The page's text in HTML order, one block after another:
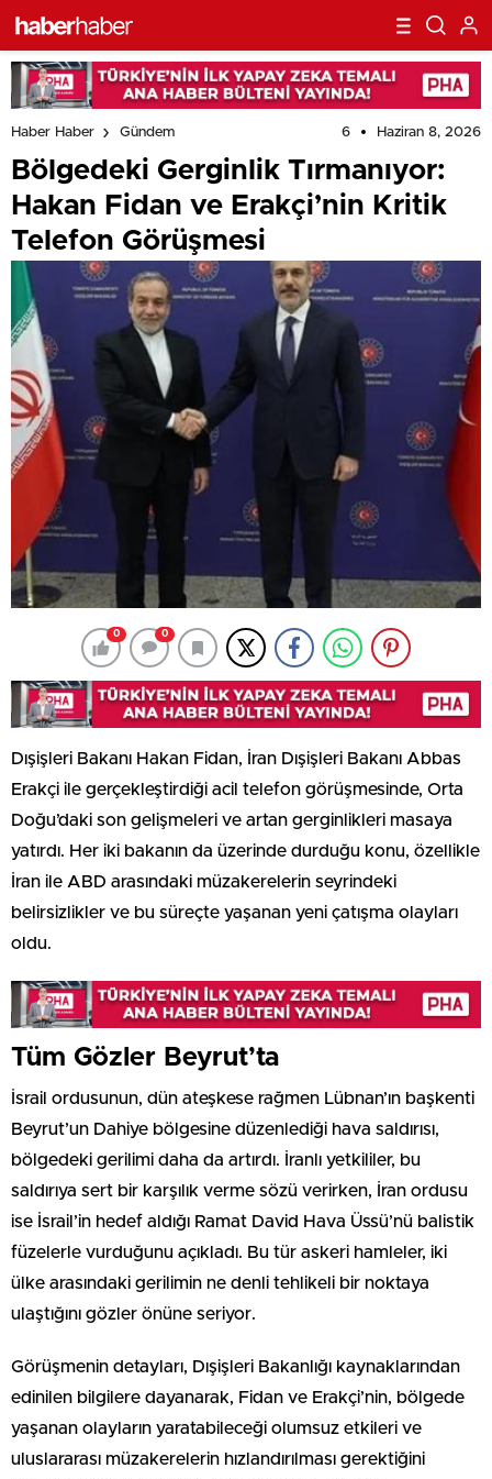
Haber Haber Gündem 6 Haziran 8, 2026
Bölgedeki Gerginlik Tırmanıyor:
Hakan Fidan ve Erakçi’nin Kritik
Telefon Görüşmesi
0 0
Dışişleri Bakanı Hakan Fidan, İran Dışişleri Bakanı Abbas
Erakçi ile gerçekleştirdiği acil telefon görüşmesinde, Orta
Doğu’daki son gelişmeleri ve artan gerginlikleri masaya
yatırdı. Her iki bakanın da üzerinde durduğu konu, özellikle
İran ile ABD arasındaki müzakerelerin seyrindeki
belirsizlikler ve bu süreçte yaşanan yeni çatışma olayları
oldu.
Tüm Gözler Beyrut’ta
İsrail ordusunun, dün ateşkese rağmen Lübnan’ın başkenti
Beyrut’un Dahiye bölgesine düzenlediği hava saldırısı,
bölgedeki gerilimi daha da artırdı. İranlı yetkililer, bu
saldırıya sert bir karşılık verme sözü verirken, İran ordusu
ise İsrail’in hedef aldığı Ramat David Hava Üssü’nü balistik
füzelerle vurduğunu açıkladı. Bu tür askeri hamleler, iki
ülke arasındaki gerilimin ne denli tehlikeli bir noktaya
ulaştığını gözler önüne seriyor.
Görüşmenin detayları, Dışişleri Bakanlığı kaynaklarından
edinilen bilgilere dayanarak, Fidan ve Erakçi’nin, bölgede
yaşanan olayların yaratabileceği olumsuz etkileri ve
uluslararası müzakerelerin hızlandırılması gerektiğini